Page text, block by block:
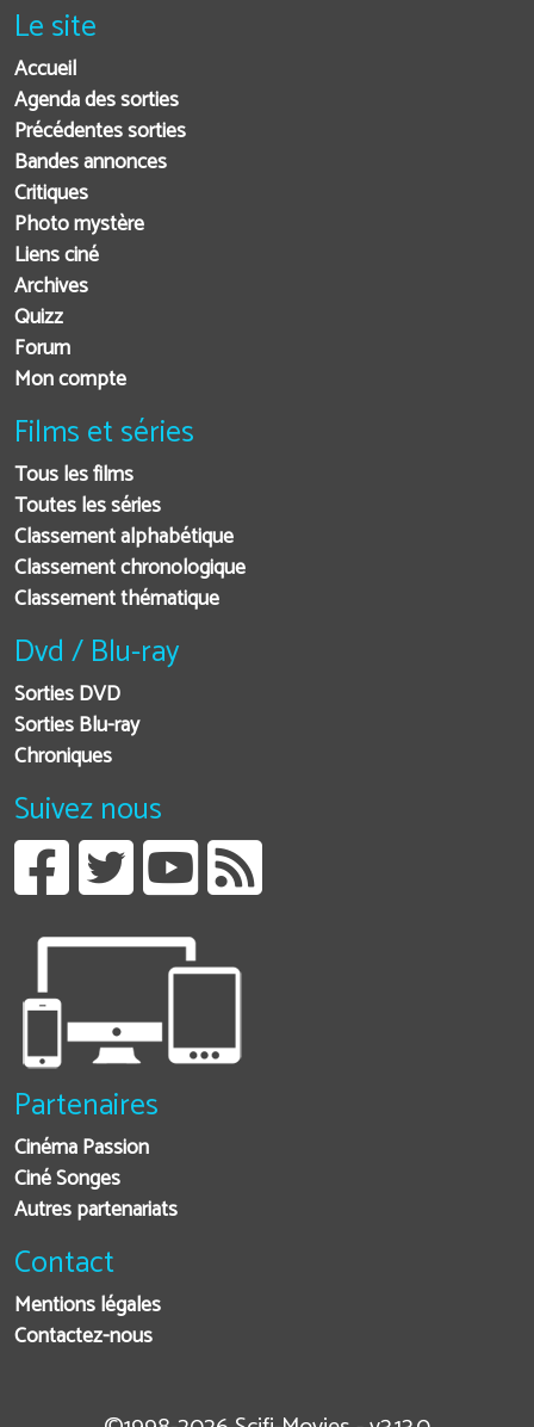
Le site
Accueil
Agenda des sorties
Précédentes sorties
Bandes annonces
Critiques
Photo mystère
Liens ciné
Archives
Quizz
Forum
Mon compte
Films et séries
Tous les films
Toutes les séries
Classement alphabétique
Classement chronologique
Classement thématique
Dvd / Blu-ray
Sorties DVD
Sorties Blu-ray
Chroniques
Suivez nous
Partenaires
Cinéma Passion
Ciné Songes
Autres partenariats
Contact
Mentions légales
Contactez-nous